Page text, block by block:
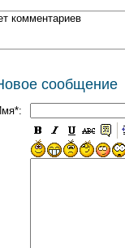
комментариев
сообщение